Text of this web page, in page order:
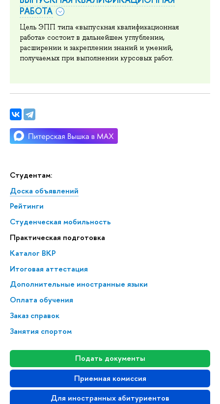
Студентам:
Доска объявлений
Рейтинги
Студенческая мобильность
Практическая подготовка
Каталог ВКР
Итоговая аттестация
Дополнительные иностранные языки
Оплата обучения
Заказ справок
Занятия спортом
Подать документы
Приемная комиссия
Для иностранных абитуриентов
РАБОТА
Цель ЭПП типа «выпускная квалификационная
работа» состоит в дальнейшем углублении,
расширении и закреплении знаний и умений,
получаемых при выполнении курсовых работ.